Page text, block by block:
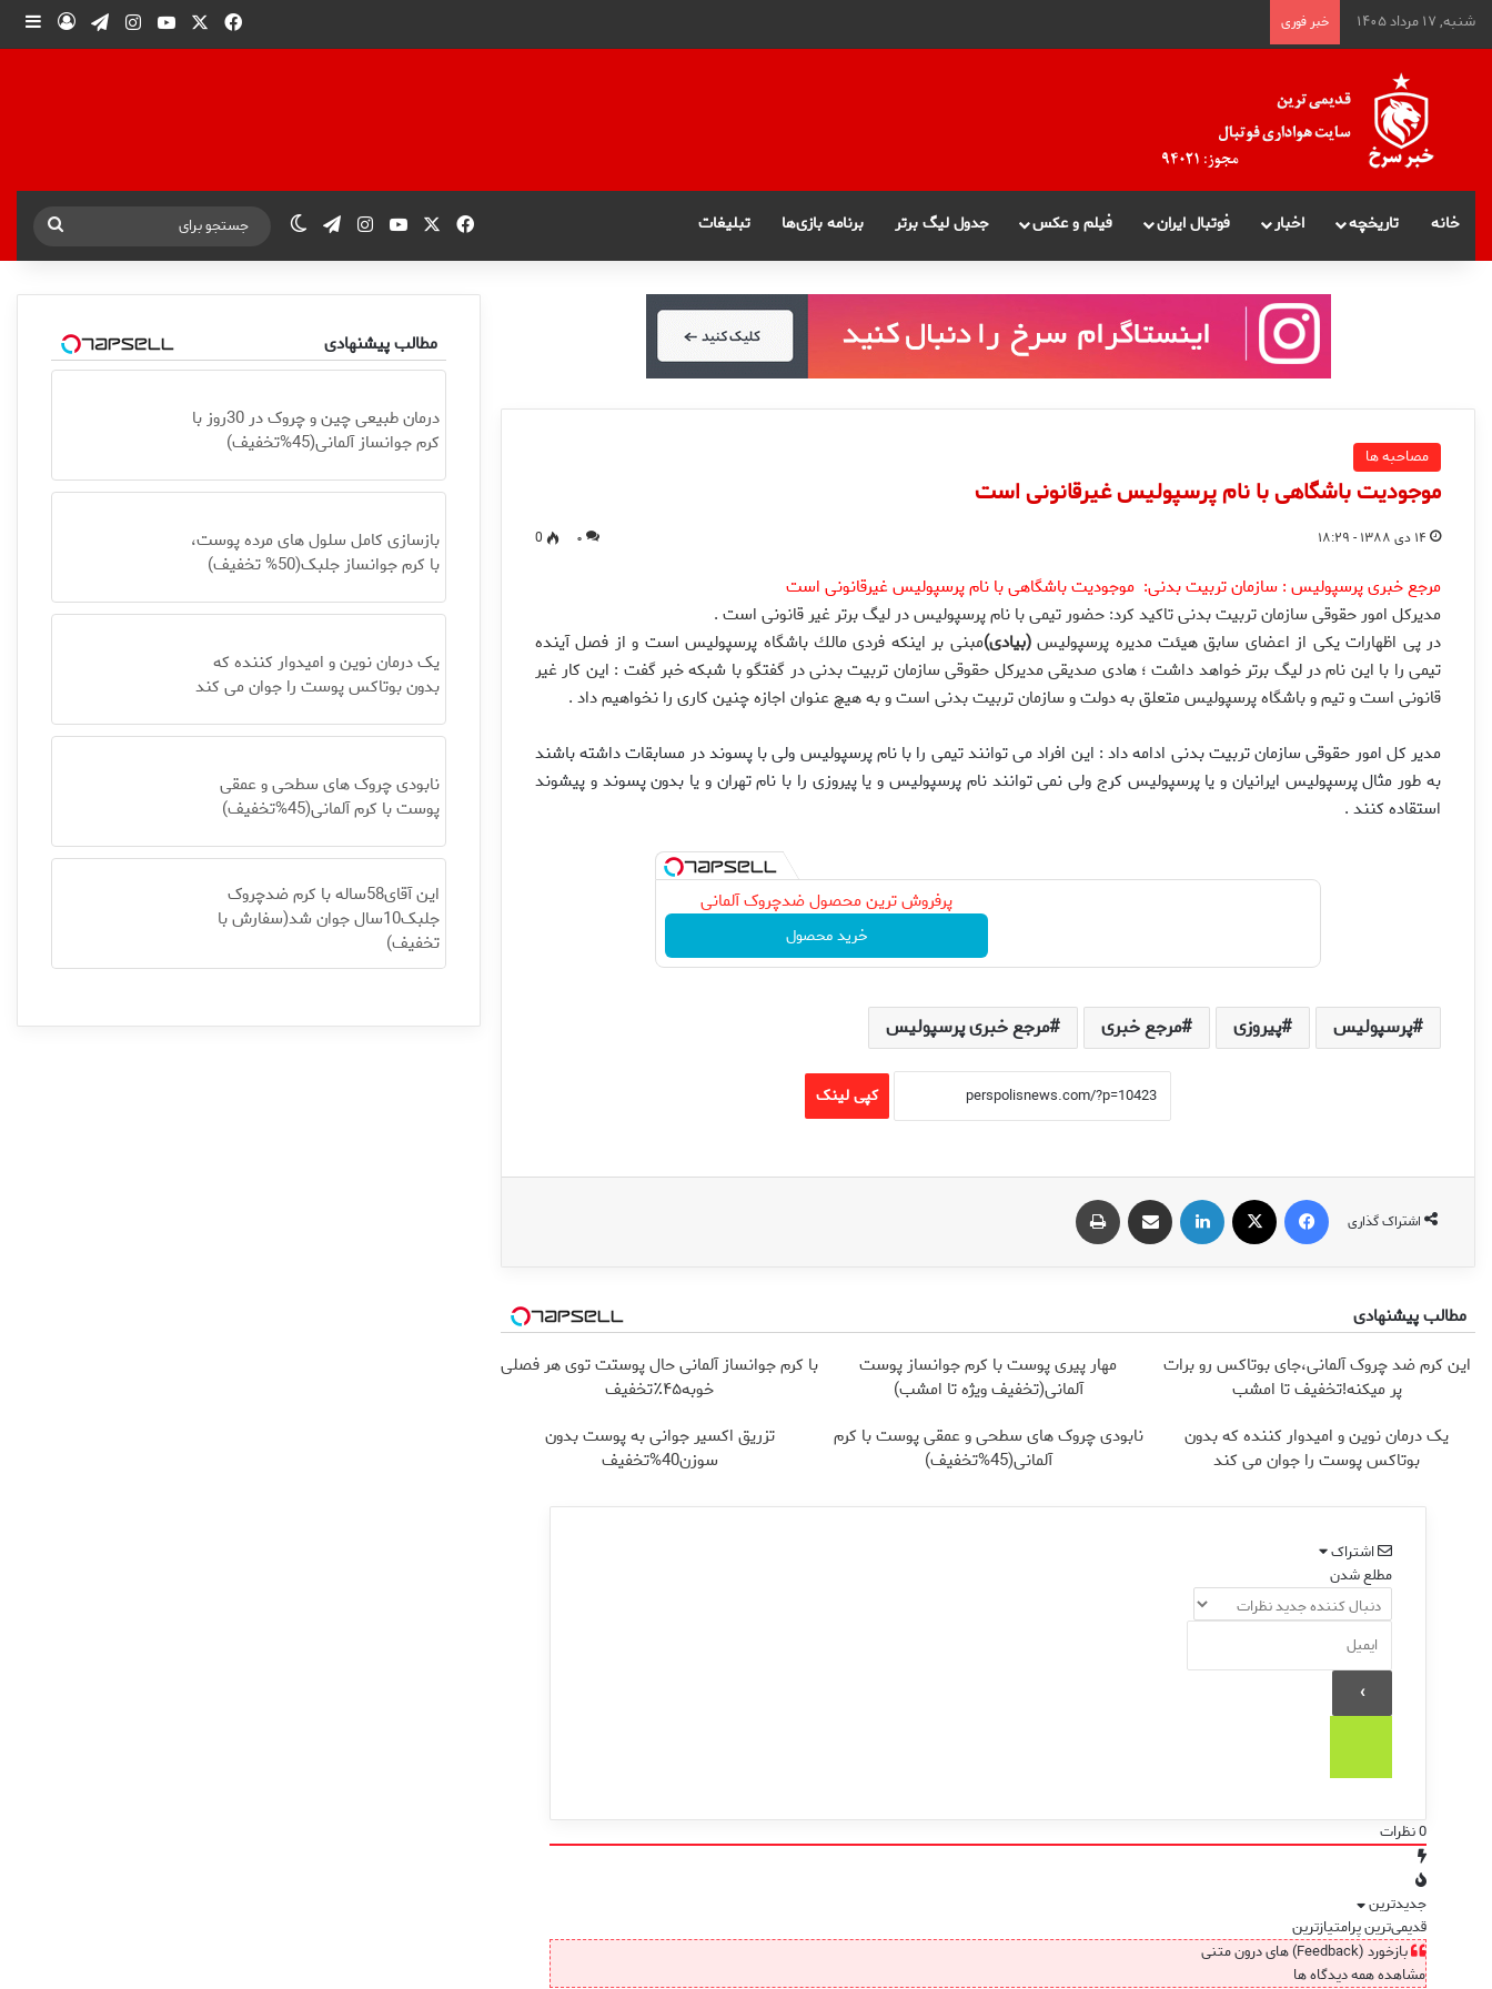
شنبه, ۱۷ مرداد ۱۴۰۵ خبر فوری فیس بوکیوتیوباینستاگرام
تلگرامورود
خانه تاریخچه اخبار فوتبال ایران فیلم و عکس جدول لیگ برتر برنامه بازی‌ها تبلیغات فیس بوکیوتیوباینستاگرام
تلگرامتغییر پوسته
جستجو
برای
مصاحبه ها
موجودیت باشگاهی با نام پرسپولیس غیرقانونی است
۱۴ دی ۱۳۸۸ - ۱۸:۲۹ ۰ 0
مرجع خبری پرسپولیس : سازمان تربیت بدنی: موجودیت باشگاهی با نام پرسپولیس غیرقانونی است
مدیركل امور حقوقی سازمان تربیت بدنی تاكید كرد: حضور تیمی با نام پرسپولیس در لیگ برتر غیر قانونی است .
در پی اظهارات یكی از اعضای سابق هیئت مدیره پرسپولیس(بیادی)مبنی بر اینكه فردی مالك باشگاه پرسپولیس است و از فصل آینده
تیمی را با این نام در لیگ برتر خواهد داشت ؛ هادی صدیقی مدیركل حقوقی سازمان تربیت بدنی در گفتگو با شبكه خبر گفت : این كار غیر
قانونی است و تیم و باشگاه پرسپولیس متعلق به دولت و سازمان تربیت بدنی است و به هیچ عنوان اجازه چنین كاری را نخواهیم داد .
مدیر كل امور حقوقی سازمان تربیت بدنی ادامه داد : این افراد می توانند تیمی را با نام پرسپولیس ولی با پسوند در مسابقات داشته باشند
به طور مثال پرسپولیس ایرانیان و یا پرسپولیس كرج ولی نمی توانند نام پرسپولیس و یا پیروزی را با نام تهران و یا بدون پسوند و پیشوند
استقاده كنند .
پرفروش ترین محصول ضدچروک آلمانی
خرید محصول
پرسپولیس پیروزی مرجع خبری مرجع خبری پرسپولیس
کپی لینک
اشتراک گذاری
فیس بوک لینکدین اشتراک گذاری از طریق ایمیل
مطالب پیشنهادی
این کرم ضد چروک آلمانی،جای بوتاکس رو برات
پر میکنه!تخفیف تا امشب
مهار پیری پوست با کرم جوانساز پوست
آلمانی(تخفیف ویژه تا امشب)
با کرم جوانساز آلمانی حال پوستت توی هر فصلی
خوبه۴۵٪تخفیف
یک درمان نوین و امیدوار کننده که بدون
بوتاکس پوست را جوان می کند
نابودی چروک های سطحی و عمقی پوست با کرم
آلمانی(45%تخفیف)
تزریق اکسیر جوانی به پوست بدون
سوزن40%تخفیف
اشتراک
مطلع شدن
0نظرات
جدیدترین
قدیمی‌ترینپرامتیازترین
بازخورد (Feedback) های درون متنی
مشاهده همه دیدگاه ها
مطالب پیشنهادی
درمان طبیعی چین و چروک در 30روز با
کرم جوانساز آلمانی(45%تخفیف)
بازسازی کامل سلول های مرده پوست،
با کرم جوانساز جلبک(50% تخفیف)
یک درمان نوین و امیدوار کننده که
بدون بوتاکس پوست را جوان می کند
نابودی چروک های سطحی و عمقی
پوست با کرم آلمانی(45%تخفیف)
این آقای58ساله با کرم ضدچروک
جلبک10سال جوان شد(سفارش با
تخفیف)